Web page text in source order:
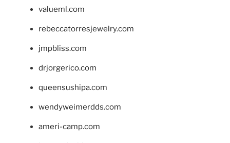
valueml.com
rebeccatorresjewelry.com
jmpbliss.com
drjorgerico.com
queensushipa.com
wendyweimerdds.com
ameri-camp.com